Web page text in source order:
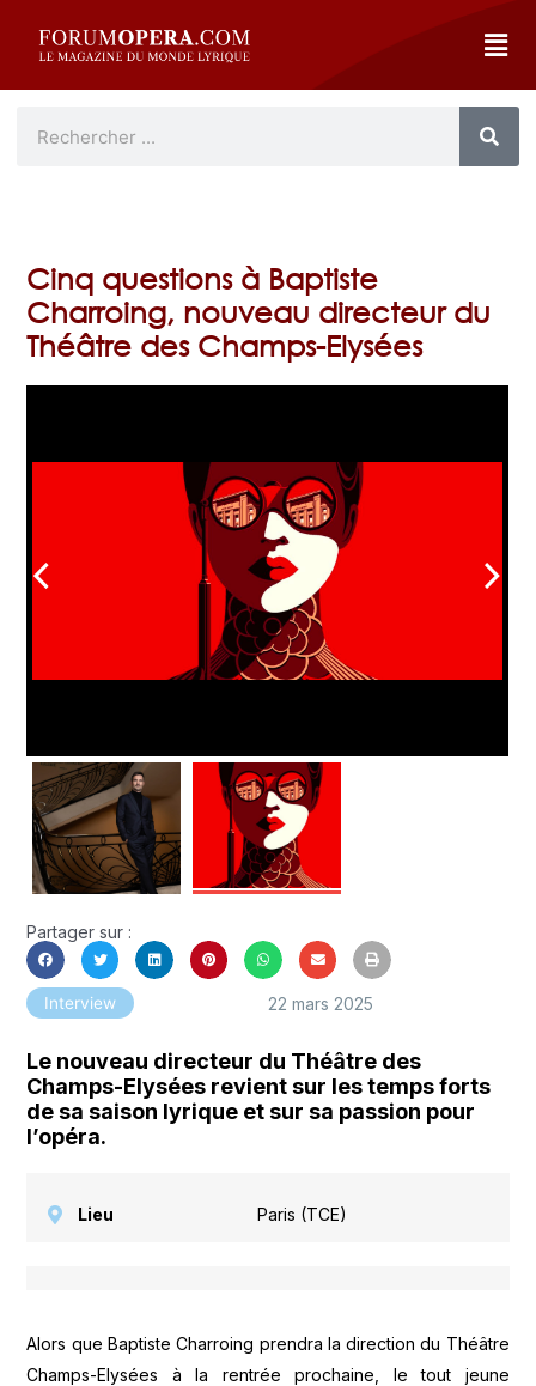
Cinq questions à Baptiste
Charroing, nouveau directeur du
Théâtre des Champs-Elysées
arrow_back_ios arrow_forward_ios
Partager sur :
Interview 22 mars 2025
Le nouveau directeur du Théâtre des
Champs-Elysées revient sur les temps forts
de sa saison lyrique et sur sa passion pour
l’opéra.
Lieu Paris (TCE)
Alors que Baptiste Charroing prendra la direction du Théâtre
Champs-Elysées à la rentrée prochaine, le tout jeune